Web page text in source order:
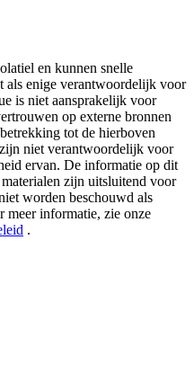
pool
USDT
en kunnen snelle
als enige verantwoordelijk voor
is niet aansprakelijk voor
op externe bronnen
tot de hierboven
niet verantwoordelijk voor
ervan. De informatie op dit
zijn uitsluitend voor
worden beschouwd als
meer informatie, zie onze
.